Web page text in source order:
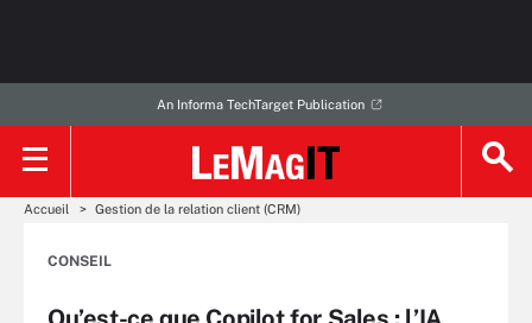
An Informa TechTarget Publication
Accueil Gestion de la relation client (CRM)
CONSEIL